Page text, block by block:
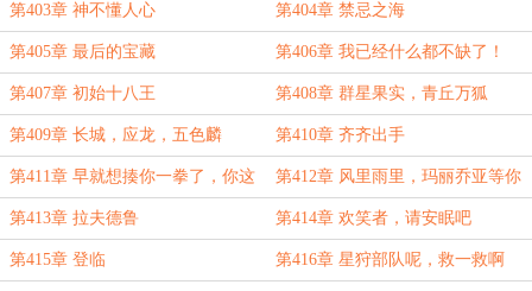
第403章 神不懂人心 第404章 禁忌之海
第405章 最后的宝藏 第406章 我已经什么都不缺了！
第407章 初始十八王 第408章 群星果实，青丘万狐
第409章 长城，应龙，五色麟 第410章 齐齐出手
第411章 早就想揍你一拳了，你这
垃圾
第412章 风里雨里，玛丽乔亚等你
第413章 拉夫德鲁 第414章 欢笑者，请安眠吧
第415章 登临 第416章 星狩部队呢，救一救啊